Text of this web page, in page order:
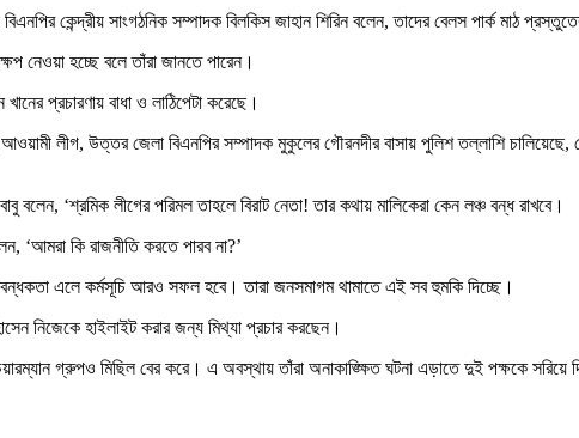
কেন্দ্রীয় সাংগঠনিক সম্পাদক বিলকিস জাহান শিরিন বলেন, তাদের বেলস পার্ক মাঠ
নেওয়া হচ্ছে বলে তাঁরা জানতে পারেন।
প্রচারণায় বাধা ও লাঠিপেটা করেছে।
লীগ, উত্তর জেলা বিএনপির সম্পাদক মুকুলের গৌরনদীর বাসায় পুলিশ তল্লাশি চালিয়েছে,
বলেন, ‘শ্রমিক লীগের পরিমল তাহলে বিরাট নেতা! তার কথায় মালিকেরা কেন লঞ্চ বন্ধ রাখবে।
‘আমরা কি রাজনীতি করতে পারব না?’
এলে কর্মসূচি আরও সফল হবে। তারা জনসমাগম থামাতে এই সব হুমকি দিচ্ছে।
নিজেকে হাইলাইট করার জন্য মিথ্যা প্রচার করছেন।
গ্রুপও মিছিল বের করে। এ অবস্থায় তাঁরা অনাকাঙ্ক্ষিত ঘটনা এড়াতে দুই পক্ষকে সরিয়ে